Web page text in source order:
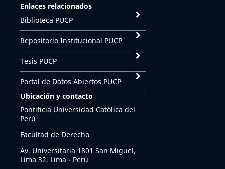
Enlaces relacionados
Biblioteca PUCP
Repositorio Institucional PUCP
Tesis PUCP
Portal de Datos Abiertos PUCP
Ubicación y contacto
Pontificia Universidad Católica del
Perú
Facultad de Derecho
Av. Universitaria 1801 San Miguel,
Lima 32, Lima - Perú